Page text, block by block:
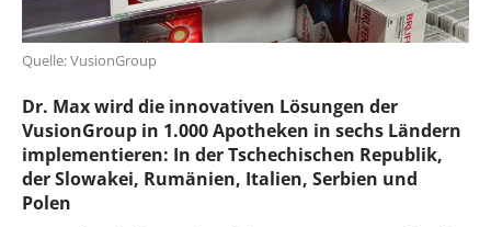
Quelle: VusionGroup
Dr. Max wird die innovativen Lösungen der
VusionGroup in 1.000 Apotheken in sechs Ländern
implementieren: In der Tschechischen Republik,
der Slowakei, Rumänien, Italien, Serbien und
Polen